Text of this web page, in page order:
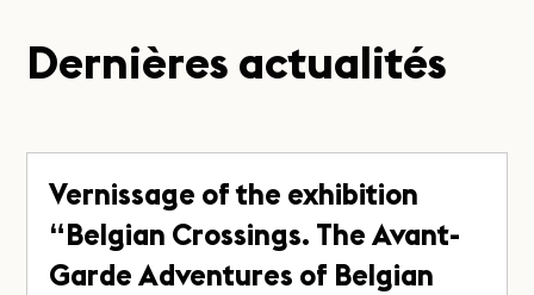
Dernières actualités
Vernissage of the exhibition
“Belgian Crossings. The Avant-
Garde Adventures of Belgian